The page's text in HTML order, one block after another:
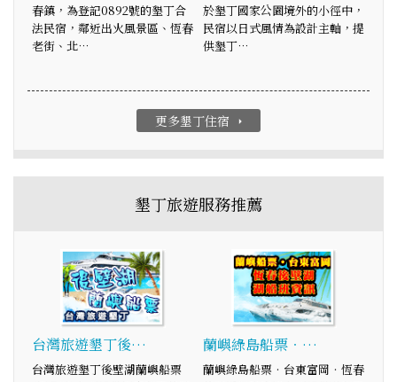
春鎮，為登記0892號的墾丁合
法民宿，鄰近出火風景區、恆春
老街、北…
於墾丁國家公園境外的小徑中，
民宿以日式風情為設計主軸，提
供墾丁…
更多墾丁住宿 arrow_right
墾丁旅遊服務推薦
台灣旅遊墾丁後…
台灣旅遊墾丁後壁湖蘭嶼船票
蘭嶼綠島船票‧…
蘭嶼綠島船票‧台東富岡‧恆春